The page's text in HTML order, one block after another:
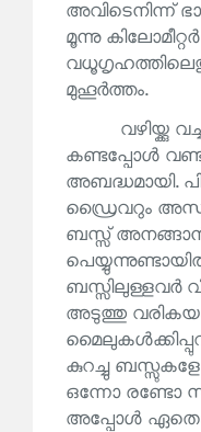
അവിടെനിന്ന്
മൂന്നു
മുഹൂർത്തം.
വഴിയ്ക്കു
കണ്ടപ്പോൾ
അബദ്ധമായി.
ഡ്രൈവറും
ബസ്സ് അനങ്ങാൻ
ബസ്സിലുള്ളവർ
അടുത്തു
കുറച്ചു
ഒന്നോ രണ്ടോ
അപ്പോൾ